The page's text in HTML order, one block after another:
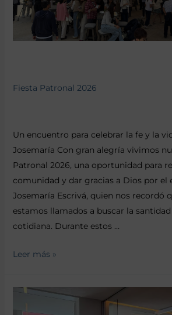
Fiesta Patronal 2026
Un encuentro para celebrar la fe y la
Josemaría Con gran alegría vivimos
Patronal 2026, una oportunidad para
comunidad y dar gracias a Dios por el
Josemaría Escrivá, quien nos recordó
estamos llamados a buscar la
cotidiana. Durante estos …
Leer más »